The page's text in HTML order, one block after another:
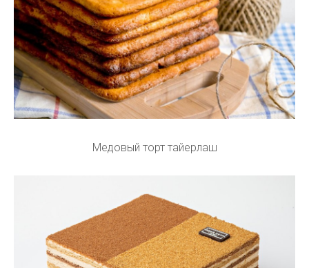
Медовый торт тайерлаш